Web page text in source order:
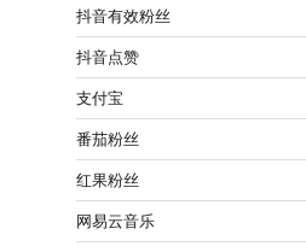
抖音有效粉丝
抖音点赞
支付宝
番茄粉丝
红果粉丝
网易云音乐